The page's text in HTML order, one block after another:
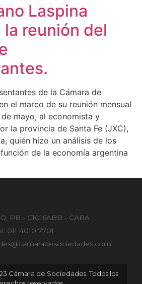
Laspina
reunión del
de la Cámara de
el marco de su reunión mensual
mayo, al economista y
la provincia de Santa Fe (JXC),
quién hizo un análisis de los
de la economía argentina
PB - C1016ABB - CABA
011 4010 7701
Cámara de Sociedades. Todos los